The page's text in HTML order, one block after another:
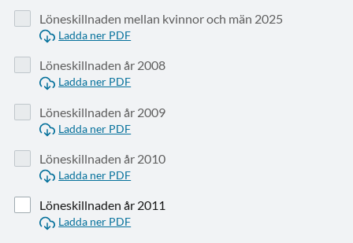
Löneskillnaden mellan kvinnor och män 2025
Ladda ner PDF
Löneskillnaden år 2008
Ladda ner PDF
Löneskillnaden år 2009
Ladda ner PDF
Löneskillnaden år 2010
Ladda ner PDF
Löneskillnaden år 2011
Ladda ner PDF